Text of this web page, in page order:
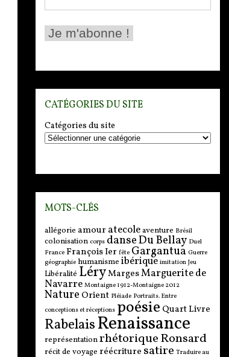
CATÉGORIES DU SITE
Catégories du site
MOTS-CLÉS
allégorie amour atecoleaventure Brésil
colonisation corps danseDu Bellay Duel
France François Ier fête Gargantua Guerre
géographie humanisme ibérique imitation Jeu
Libéralité LéryMargesMarguerite de
Navarre Montaigne 1912-Montaigne 2012
Nature Orient Pléiade Portraits. Entre
conceptions et réceptions poésie Quart Livre
RabelaisRenaissance
représentationrhétoriqueRonsard
récit de voyage réécriture satire Traduire au